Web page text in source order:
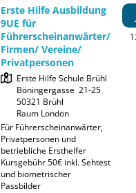
Erste Hilfe Ausbildung
9UE für
Führerscheinanwärter/
Firmen/ Vereine/
Privatpersonen
Erste Hilfe Schule Brühl
Böningergasse  21-25
50321 Brühl
Raum London
Für Führerscheinanwärter,
Privatpersonen und
betriebliche Ersthelfer
Kursgebühr 50€ inkl. Sehtest
und biometrischer
Passbilder